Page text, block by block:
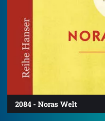
2084 - Noras Welt